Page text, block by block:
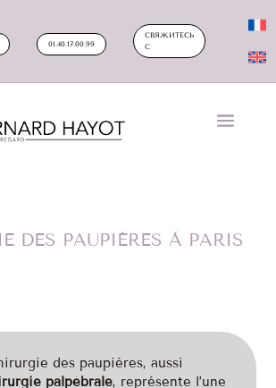
01.40.17.00.99
СВЯЖИТЕСЬ
С
DES PAUPIÈRES À PARIS
des paupières, aussi
palpébrale, représente l’une